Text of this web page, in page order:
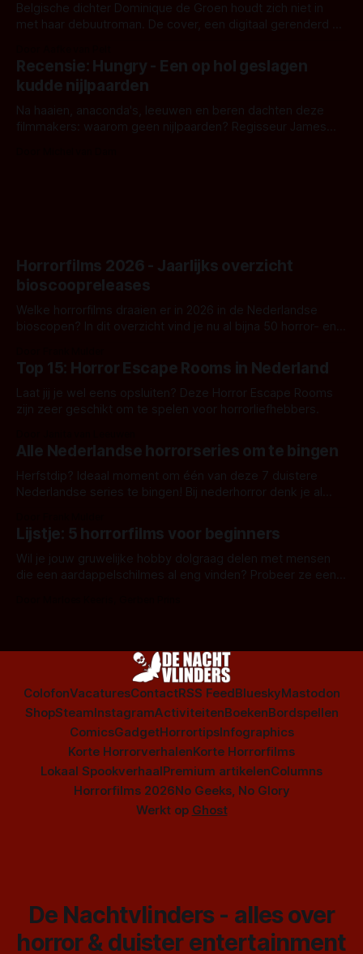
Belgische dichter Dominique de Groen houdt zich niet in
met haar debuutroman. De cover, een digitaal gerenderd en
achtergrond, belooft iets kleurrijks maar onheilspellends,
iets ongrijpbaars. En dat maakt De Groen met ieder woord
waar.
Recensie: Hungry - Een op hol geslagen
kudde nijlpaarden
Na haaien, anaconda's, leeuwen en beren dachten deze
filmmakers: waarom geen nijlpaarden? Regisseur James
Horrorfilms 2026 - Jaarlijks overzicht
bioscoopreleases
Welke horrorfilms draaien er in 2026 in de Nederlandse
bioscopen? In dit overzicht vind je nu al bijna 50 horror- en
Top 15: Horror Escape Rooms in Nederland
Laat jij je wel eens opsluiten? Deze Horror Escape Rooms
zijn zeer geschikt om te spelen voor horrorliefhebbers.
Alle Nederlandse horrorseries om te bingen
Herfstdip? Ideaal moment om één van deze 7 duistere
Nederlandse series te bingen! Bij nederhorror denk je al
Amsterdamned of The Johnsons. Maar Nederlandse horror
is niet beperkt tot films. Hier een aantal Nederlandse tv-
series uit het duistere of horrorgenre. Als
Lijstje: 5 horrorfilms voor beginners
Wil je jouw gruwelijke hobby dolgraag delen met mensen
die een aardappelschilmes al eng vinden? Probeer ze eens
ColofonVacaturesContactRSS FeedBlueskyMastodon
ShopSteamInstagramActiviteitenBoekenBordspellen
ComicsGadgetHorrortipsInfographics
Korte HorrorverhalenKorte Horrorfilms
Lokaal SpookverhaalPremium artikelenColumns
Horrorfilms 2026No Geeks, No Glory
Werkt op Ghost
De Nachtvlinders - alles over
horror & duister entertainment